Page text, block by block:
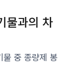
물과의 차
물 중 종량제 봉